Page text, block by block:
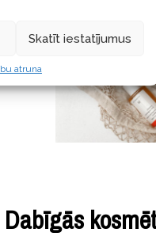
Skatīt iestatījumus
atruna
Dabīgās